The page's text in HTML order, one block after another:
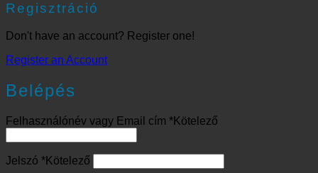
Regisztráció
Don't have an account? Register one!
Register an Account
Belépés
Felhasználónév vagy Email cím *Kötelező
Jelszó *Kötelező